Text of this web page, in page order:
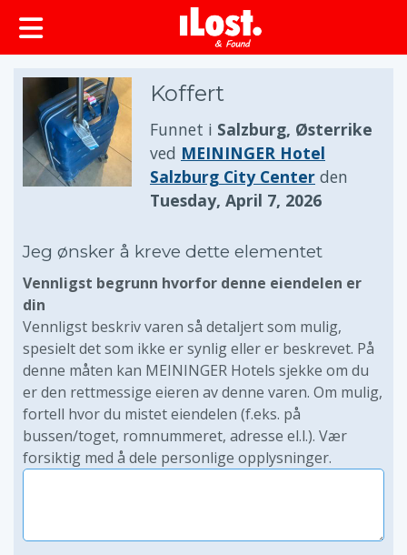
Koffert
Funnet i Salzburg, Østerrike
ved MEININGER Hotel
Salzburg City Center den
Tuesday, April 7, 2026
Jeg ønsker å kreve dette elementet
Vennligst begrunn hvorfor denne eiendelen er
din
Vennligst beskriv varen så detaljert som mulig,
spesielt det som ikke er synlig eller er beskrevet. På
denne måten kan MEININGER Hotels sjekke om du
er den rettmessige eieren av denne varen. Om mulig,
fortell hvor du mistet eiendelen (f.eks. på
bussen/toget, romnummeret, adresse el.l.). Vær
forsiktig med å dele personlige opplysninger.